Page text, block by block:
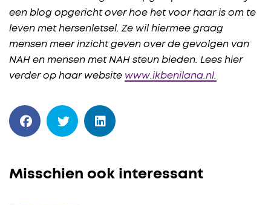
een blog opgericht over hoe het voor haar is om te
leven met hersenletsel. Ze wil hiermee graag
mensen meer inzicht geven over de gevolgen van
NAH en mensen met NAH steun bieden. Lees hier
verder op haar website www.ikbenilana.nl.
Misschien ook interessant